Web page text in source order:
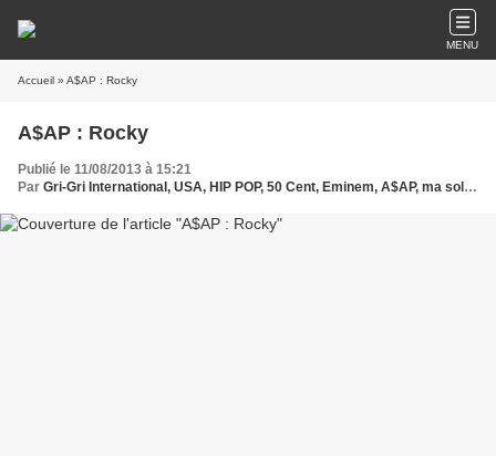
MENU
Accueil » A$AP : Rocky
A$AP : Rocky
Publié le 11/08/2013 à 15:21
Par Gri-Gri International, USA, HIP POP, 50 Cent, Eminem, A$AP, ma solange Oussou